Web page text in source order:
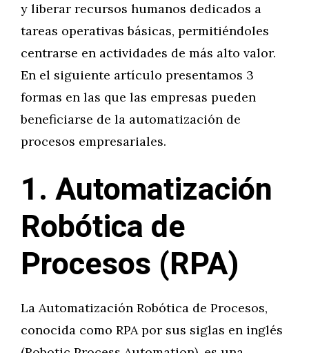
y liberar recursos humanos dedicados a
tareas operativas básicas, permitiéndoles
centrarse en actividades de más alto valor.
En el siguiente artículo presentamos 3
formas en las que las empresas pueden
beneficiarse de la automatización de
procesos empresariales.
1. Automatización
Robótica de
Procesos (RPA)
La Automatización Robótica de Procesos,
conocida como RPA por sus siglas en inglés